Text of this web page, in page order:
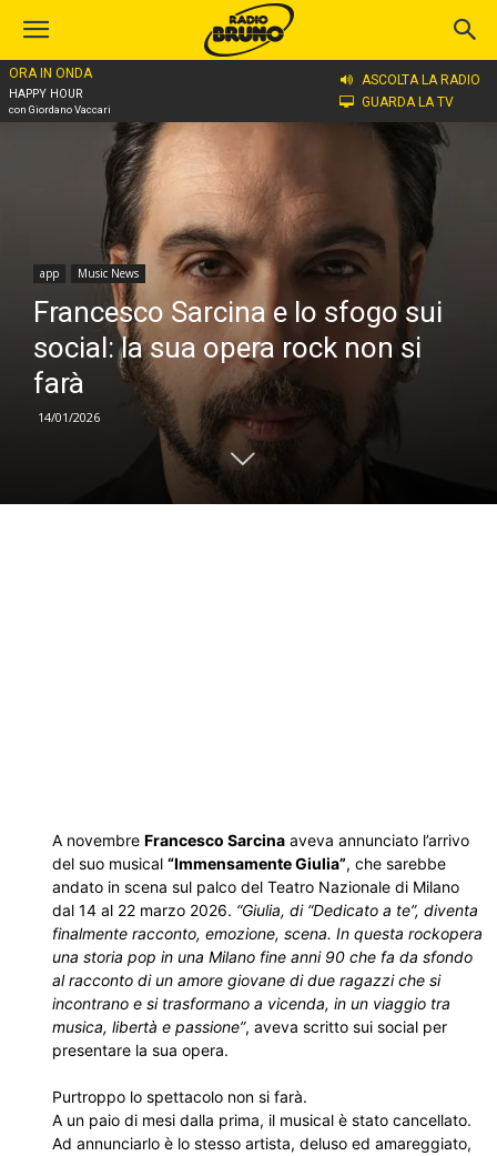
ORA IN ONDA
HAPPY HOUR
con Giordano Vaccari
ASCOLTA LA RADIO
GUARDA LA TV
Home
app Music News
Francesco Sarcina e lo sfogo sui
social: la sua opera rock non si
farà
14/01/2026
A novembre Francesco Sarcina aveva annunciato l’arrivo
del suo musical “Immensamente Giulia”, che sarebbe
andato in scena sul palco del Teatro Nazionale di Milano
dal 14 al 22 marzo 2026. “Giulia, di “Dedicato a te”, diventa
finalmente racconto, emozione, scena. In questa rockopera
una storia pop in una Milano fine anni 90 che fa da sfondo
al racconto di un amore giovane di due ragazzi che si
incontrano e si trasformano a vicenda, in un viaggio tra
musica, libertà e passione”, aveva scritto sui social per
presentare la sua opera.
Purtroppo lo spettacolo non si farà.
A un paio di mesi dalla prima, il musical è stato cancellato.
Ad annunciarlo è lo stesso artista, deluso ed amareggiato,